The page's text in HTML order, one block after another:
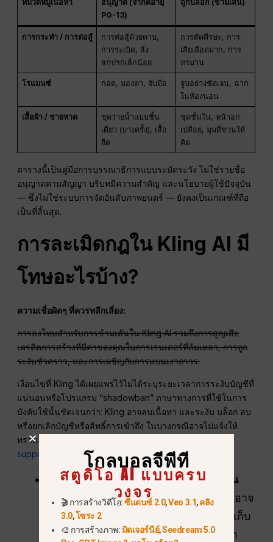
หมวดหมู่เนื้อหา
อนุญาต (จำกัดอายุ
PG-13)
ถูกบล็อก (ข้ามเส้น)
การกระทำ / การต่อสู้
การต่อสู้ด้วยดาบ,
การระเบิด, สิ่ง
สกปรกเล็กน้อย
การตัดศีรษะ, การ
เสียเลือดมาก, การ
ทรมาน
โรแมนซ์ กอด, มองตา, จับมือ
จูบอย่างชัดเจน, ฉาก
ในห้องนอน
เสื้อผ้า / ชายหาด
ชุดว่ายน้ำแบบชิ้น
เดียว (บางครั้ง), เสื้อ
ยืด
ชุดชั้นใน, หน้าอก
เปลือย, มุมที่ชวนให้
คิด
ตารางนี้เป็นคู่มือการบรรณาธิการแบบระมัดระวัง ไม่ใช่รายชื่อ
อนุญาตตามสัญญา บริบทมีความสำคัญ และนโยบายผู้ใช้ปัจจุบัน
— ซึ่งไม่ใช่ระบบการจัดอันดับภาพยนตร์ — ยังคงเป็นเกณฑ์ที่ถือ
เป็นที่สิ้นสุด.
การละเมิดกฎใน Kling AI มี
โทษอะไรบ้าง?
ความเชื่อผิดๆ ที่ควรหลีกเลี่ยง:
การลงโทษสำหรับการข้ามเส้นใน Kling AI รวมถึงการสูญเสีย
เครดิตการสร้างที่มีค่าของคุณในการเรนเดอร์ที่ล้มเหลว, การถูก
ระงับชั่วคราว, และการเผชิญกับการแบนเงาถาวร.
เงื่อนไขที่ Kling ได้เผยแพร่ไว้ไม่ได้ระบุระยะเวลาการระงับบัญชีที่
แน่นอนหรือโปรแกรม “shadowban” ภาษาทางการที่ใช้ในการ
บังคับใช้นั้นชัดเจนกว่า: Kling อาจลบเนื้อหา และระงับ บล็อก ลบ
หรือยกเลิกบัญชีหรือสิทธิ์การเข้าถึง ในบางกรณีอาจไม่แจ้งให้
ทราบล่วงหน้า คำถามหรือคำร้องสามารถส่งไปยัง
support@kling.ai.
ความเสี่ยงด้านเครดิตและความเสี่ยงด้าน
เครดิต:งานที่ถูกปฏิเสธหรือถูกขัดจังหวะอาจ
ทำให้เสียเวลาและอาจส่งผลต่อการเรียกเก็บ
เงิน แต่ Kling ไม่ได้กำหนดกฎทั่วไปว่าทุก
โกลบอลจีพีที
สตูดิโอ AI แบบครบ
วงจร
🎬 การสร้างวิดีโอ:ซีแดนซ์ 2.0,Veo 3.1,คลิง
3.0,โซระ 2
🎨 การสร้างภาพ: มิดเจอร์นีย์,Seedream 5.0